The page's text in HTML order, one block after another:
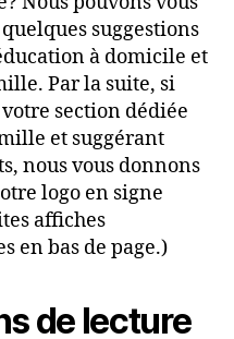
suggestions
à domicile et
Par la suite, si
section dédiée
et suggérant
nous vous donnons
logo en signe
affiches
en bas de page.)
de lecture